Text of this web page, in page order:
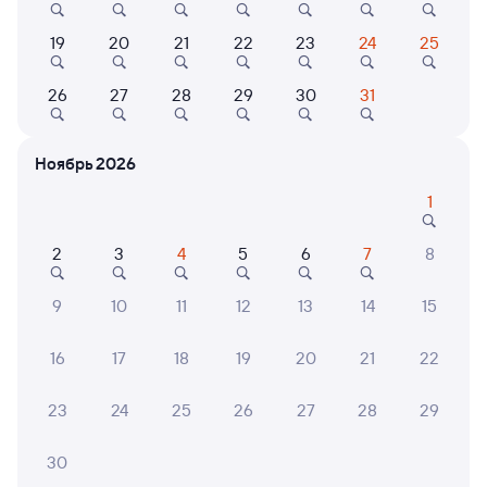
Выбор любимых мест на схемах вагонов
Подробные ответы на вопросы о поездке или
покупке
Частые вопросы
Что нужно, чтобы сесть в поезд?
Как поменять билет на другую дату или
на другой поезд?
Как вернуть билет?
пассажира?
19 20 21 22 23 24 25
26 27 28 29 30 31
Ноябрь 2026
1
2 3 4 5 6 7 8
9 10 11 12 13 14 15
16 17 18 19 20 21 22
23 24 25 26 27 28 29
30